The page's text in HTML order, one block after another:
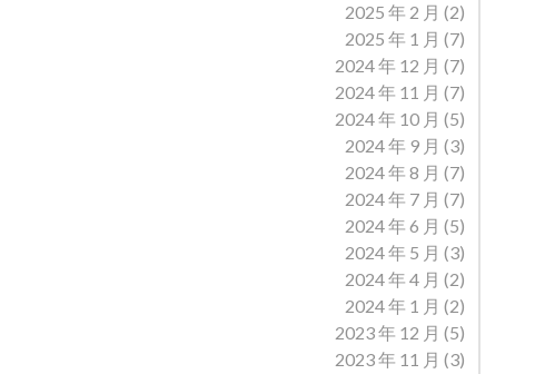
2025 年 2 月 (2)
2025 年 1 月 (7)
2024 年 12 月 (7)
2024 年 11 月 (7)
2024 年 10 月 (5)
2024 年 9 月 (3)
2024 年 8 月 (7)
2024 年 7 月 (7)
2024 年 6 月 (5)
2024 年 5 月 (3)
2024 年 4 月 (2)
2024 年 1 月 (2)
2023 年 12 月 (5)
2023 年 11 月 (3)